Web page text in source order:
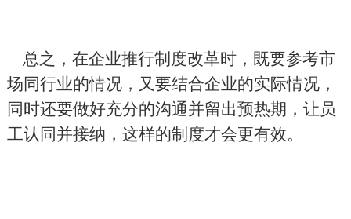
总之，在企业推行制度改革时，既要参考市
场同行业的情况，又要结合企业的实际情况，
同时还要做好充分的沟通并留出预热期，让员
工认同并接纳，这样的制度才会更有效。